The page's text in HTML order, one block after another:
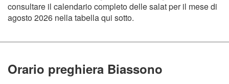
consultare il calendario completo delle salat per il mese di
agosto 2026 nella tabella qui sotto.
Orario preghiera Biassono